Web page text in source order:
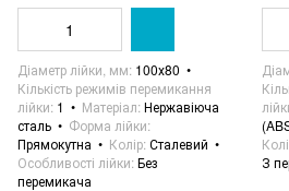
Діаметр лійки, мм 100х80
Кількість режимів перемикання
лійки 1 Матеріал Нержавіюча
сталь
Форма лійки
Прямокутна
Колір Сталевий
Особливості лійки Без
перемикача
З